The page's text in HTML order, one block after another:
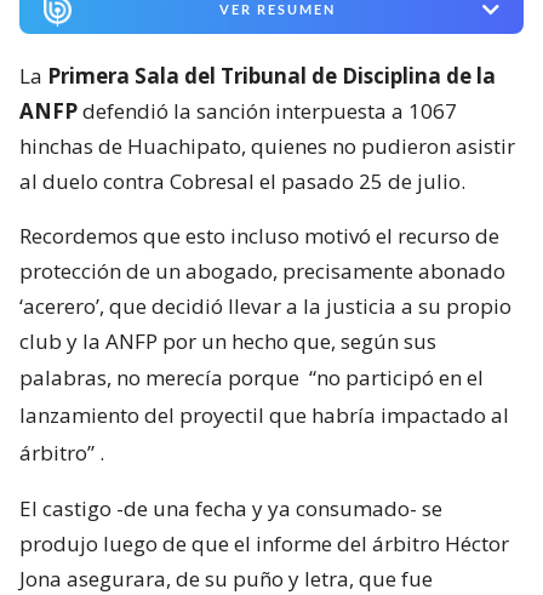
VER RESUMEN
La Primera Sala del Tribunal de Disciplina de la
ANFPdefendió la sanción interpuesta a 1067
hinchas de Huachipato, quienes no pudieron asistir
al duelo contra Cobresal el pasado 25 de julio.
Recordemos que esto incluso motivó el recurso de
protección de un abogado, precisamente abonado
‘acerero’, que decidió llevar a la justicia a su propio
club y la ANFP por un hecho que, según sus
palabras, no merecía porque “no participó en el
lanzamiento del proyectil que habría impactado al
árbitro” .
El castigo -de una fecha y ya consumado- se
produjo luego de que el informe del árbitro Héctor
Jona asegurara, de su puño y letra, que fue